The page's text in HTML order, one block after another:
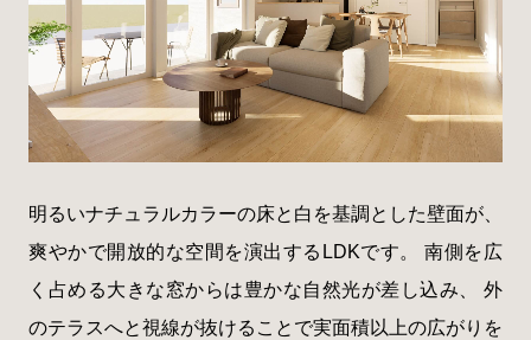
明るいナチュラルカラーの床と白を基調とした壁面が、
爽やかで開放的な空間を演出するLDKです。 南側を広
く占める大きな窓からは豊かな自然光が差し込み、 外
のテラスへと視線が抜けることで実面積以上の広がりを